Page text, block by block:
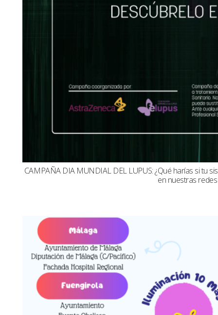
CAMPAÑA DIA MUNDIAL DEL LUPUS: ¿Qué harías si tu
en nuestras